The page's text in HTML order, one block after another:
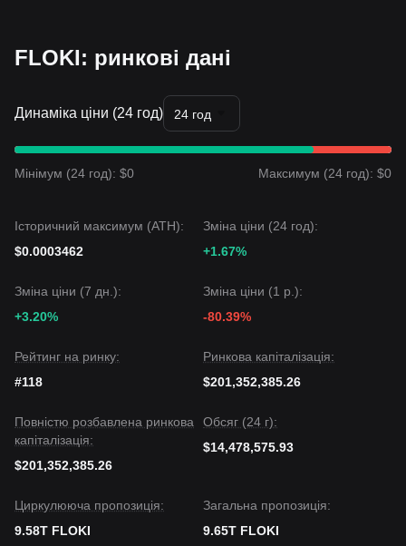
З точки зору середньострокового структурного аналізу,
та рівнем опору$0.00002113
Перспективи ринку
Якщо FLOKI проб'є вище$0.00002113
ціна, ймовірно, становитиме$0.00002270.
може стати$0.00001850
хоча FLOKI може продовжувати зазнавати волатильності
або торгуватися в діапазоні в найближчій перспективі,
стабільною до бичої
, за умови збереження ключового
рівня підтримки
FLOKI: ринкові дані
Динаміка ціни (24 год) 24 год
Мінімум (24 год): $0 Максимум (24 год): $0
Історичний максимум (ATH):
$0.0003462
Зміна ціни (24 год):
+1.67%
Зміна ціни (7 дн.):
+3.20%
Зміна ціни (1 р.):
-80.39%
Рейтинг на ринку:
#118
Ринкова капіталізація:
$201,352,385.26
Повністю розбавлена ринкова
капіталізація:
$201,352,385.26
Обсяг (24 г):
$14,478,575.93
Циркулююча пропозиція:
9.58T FLOKI
Загальна пропозиція:
9.65T FLOKI